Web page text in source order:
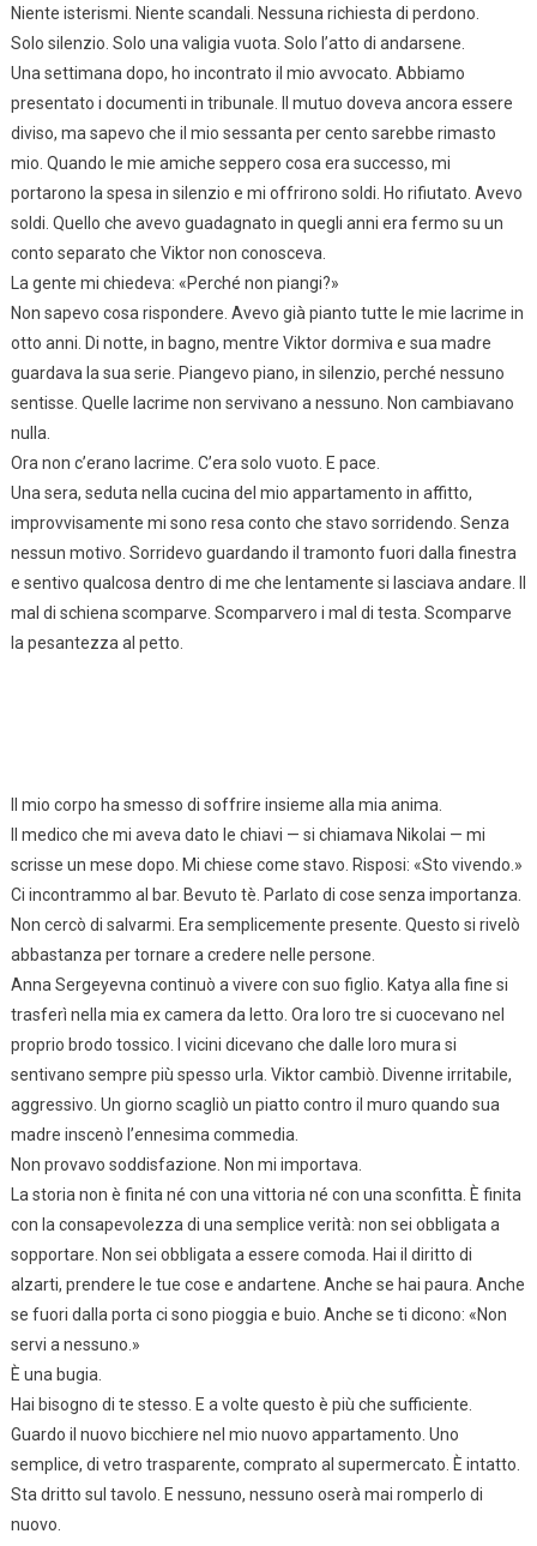
Niente isterismi. Niente scandali. Nessuna richiesta di perdono.
Solo silenzio. Solo una valigia vuota. Solo l’atto di andarsene.
Una settimana dopo, ho incontrato il mio avvocato. Abbiamo
presentato i documenti in tribunale. Il mutuo doveva ancora essere
diviso, ma sapevo che il mio sessanta per cento sarebbe rimasto
mio. Quando le mie amiche seppero cosa era successo, mi
portarono la spesa in silenzio e mi offrirono soldi. Ho rifiutato. Avevo
soldi. Quello che avevo guadagnato in quegli anni era fermo su un
conto separato che Viktor non conosceva.
La gente mi chiedeva: «Perché non piangi?»
Non sapevo cosa rispondere. Avevo già pianto tutte le mie lacrime in
otto anni. Di notte, in bagno, mentre Viktor dormiva e sua madre
guardava la sua serie. Piangevo piano, in silenzio, perché nessuno
sentisse. Quelle lacrime non servivano a nessuno. Non cambiavano
nulla.
Ora non c’erano lacrime. C’era solo vuoto. E pace.
Una sera, seduta nella cucina del mio appartamento in affitto,
improvvisamente mi sono resa conto che stavo sorridendo. Senza
nessun motivo. Sorridevo guardando il tramonto fuori dalla finestra
e sentivo qualcosa dentro di me che lentamente si lasciava andare. Il
mal di schiena scomparve. Scomparvero i mal di testa. Scomparve
la pesantezza al petto.
Il mio corpo ha smesso di soffrire insieme alla mia anima.
Il medico che mi aveva dato le chiavi — si chiamava Nikolai — mi
scrisse un mese dopo. Mi chiese come stavo. Risposi: «Sto vivendo.»
Ci incontrammo al bar. Bevuto tè. Parlato di cose senza importanza.
Non cercò di salvarmi. Era semplicemente presente. Questo si rivelò
abbastanza per tornare a credere nelle persone.
Anna Sergeyevna continuò a vivere con suo figlio. Katya alla fine si
trasferì nella mia ex camera da letto. Ora loro tre si cuocevano nel
proprio brodo tossico. I vicini dicevano che dalle loro mura si
sentivano sempre più spesso urla. Viktor cambiò. Divenne irritabile,
aggressivo. Un giorno scagliò un piatto contro il muro quando sua
madre inscenò l’ennesima commedia.
Non provavo soddisfazione. Non mi importava.
La storia non è finita né con una vittoria né con una sconfitta. È finita
con la consapevolezza di una semplice verità: non sei obbligata a
sopportare. Non sei obbligata a essere comoda. Hai il diritto di
alzarti, prendere le tue cose e andartene. Anche se hai paura. Anche
se fuori dalla porta ci sono pioggia e buio. Anche se ti dicono: «Non
servi a nessuno.»
È una bugia.
Hai bisogno di te stesso. E a volte questo è più che sufficiente.
Guardo il nuovo bicchiere nel mio nuovo appartamento. Uno
semplice, di vetro trasparente, comprato al supermercato. È intatto.
Sta dritto sul tavolo. E nessuno, nessuno oserà mai romperlo di
nuovo.